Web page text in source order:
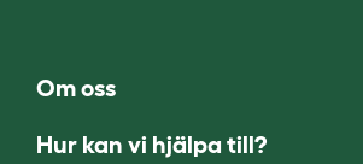
Om oss
Hur kan vi hjälpa till?